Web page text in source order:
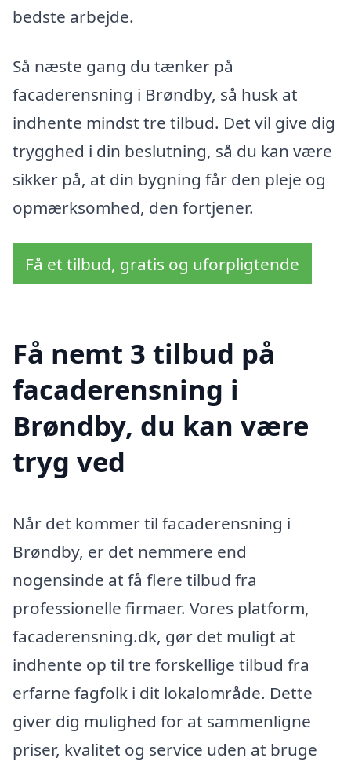
bedste arbejde.
Så næste gang du tænker på
facaderensning i Brøndby, så husk at
indhente mindst tre tilbud. Det vil give dig
trygghed i din beslutning, så du kan være
sikker på, at din bygning får den pleje og
opmærksomhed, den fortjener.
Få et tilbud, gratis og uforpligtende
Få nemt 3 tilbud på
facaderensning i
Brøndby, du kan være
tryg ved
Når det kommer til facaderensning i
Brøndby, er det nemmere end
nogensinde at få flere tilbud fra
professionelle firmaer. Vores platform,
facaderensning.dk, gør det muligt at
indhente op til tre forskellige tilbud fra
erfarne fagfolk i dit lokalområde. Dette
giver dig mulighed for at sammenligne
priser, kvalitet og service uden at bruge